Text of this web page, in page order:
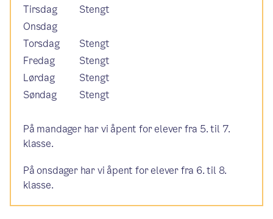
Tirsdag
Stengt
Onsdag
Torsdag
Stengt
Fredag
Stengt
Lørdag
Stengt
Søndag
Stengt
På mandager har vi åpent for elever fra 5. til 7.
klasse.
På onsdager har vi åpent for elever fra 6. til 8.
klasse.